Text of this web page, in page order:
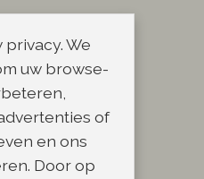
We
uw browse-
of
en ons
Door op